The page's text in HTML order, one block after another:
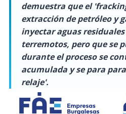
demuestra que el
extracción de petróleo y
inyectar aguas
terremotos, pero que se
durante el proceso se
acumulada y se para
relaje'.